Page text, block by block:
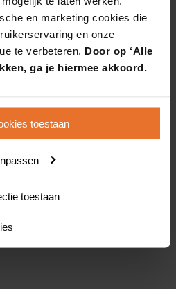
en marketing cookies die
en onze
te verbeteren. Door op ‘Alle
ga je hiermee akkoord.
toestaan
toestaan